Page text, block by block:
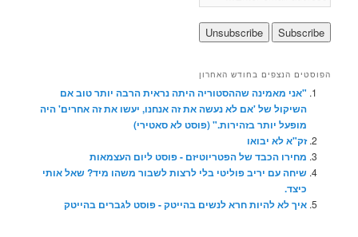
הפוסטים הנצפים בחודש האחרון
"אני מאמינה שההסטוריה היתה נראית הרבה יותר טוב אם
השיקול של 'אם לא נעשה את זה אנחנו, יעשו את זה אחרים' היה
מופעל יותר בזהירות." (פוסט לא סאטירי)
זק"א לא יבואו
מחירו הכבד של הפטריוטיזם - פוסט ליום העצמאות
שיחה עם יריב פוליטי בלי לרצות לשבור משהו מיד? שאל אותי
כיצד.
איך לא להיות חרא לנשים בהייטק - פוסט לגברים בהייטק